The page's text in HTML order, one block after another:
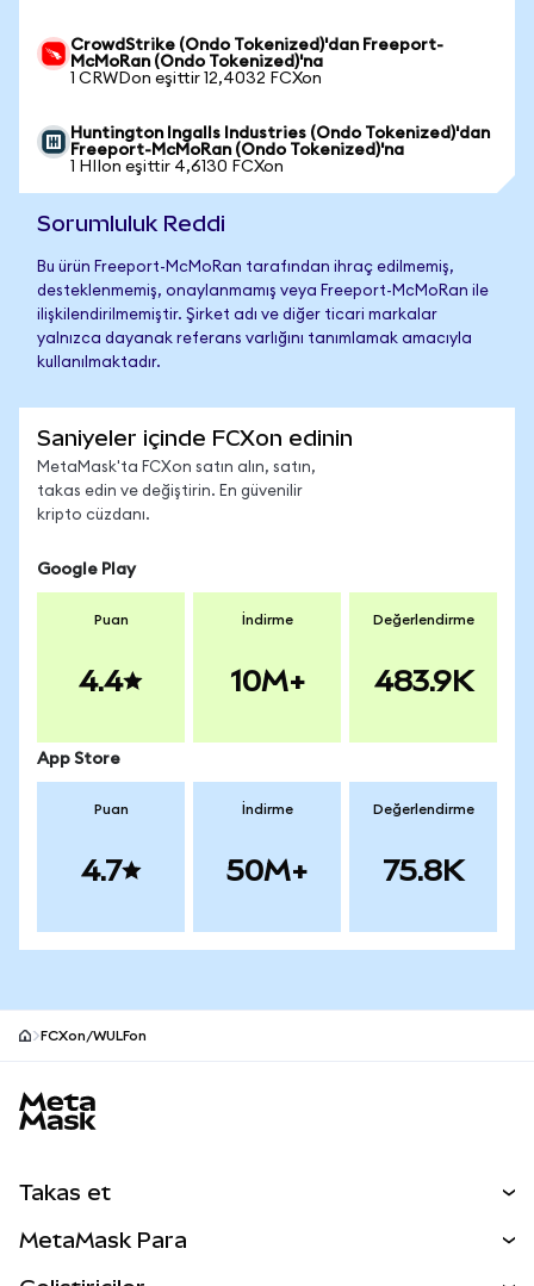
CrowdStrike (Ondo Tokenized)'dan Freeport-
McMoRan (Ondo Tokenized)'na
1 CRWDon eşittir 12,4032 FCXon
Huntington Ingalls Industries (Ondo Tokenized)'dan
Freeport-McMoRan (Ondo Tokenized)'na
1 HIIon eşittir 4,6130 FCXon
Sorumluluk Reddi
Bu ürün Freeport-McMoRan tarafından ihraç edilmemiş,
desteklenmemiş, onaylanmamış veya Freeport-McMoRan ile
ilişkilendirilmemiştir. Şirket adı ve diğer ticari markalar
yalnızca dayanak referans varlığını tanımlamak amacıyla
kullanılmaktadır.
Saniyeler içinde FCXon edinin
MetaMask'ta FCXon satın alın, satın,
takas edin ve değiştirin. En güvenilir
kripto cüzdanı.
Google Play
Puan
4.4
İndirme
10M+
Değerlendirme
483.9K
App Store
Puan
4.7
İndirme
50M+
Değerlendirme
75.8K
FCXon/WULFon
Takas et
MetaMask Para